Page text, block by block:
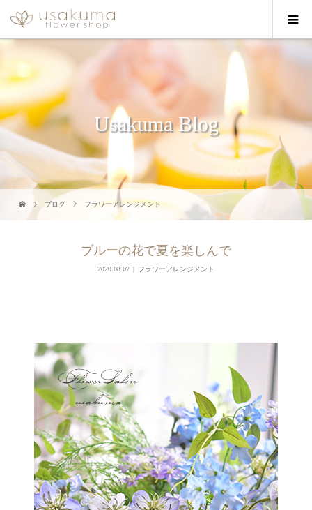
Usakuma Blog
ブログ フラワーアレンジメント
ブルーの花で夏を楽しんで
2020.08.07 フラワーアレンジメント